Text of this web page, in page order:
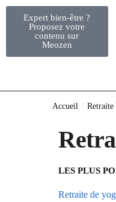
Expert bien-être ?
Proposez votre
contenu sur
Meozen
Accueil / Retraite
LES PLUS
Retraite de